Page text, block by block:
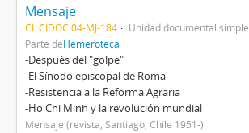
Mensaje
CL CIDOC 04-MJ-184 Unidad documental simple
Parte deHemeroteca
-Después del "golpe"
-El Sínodo episcopal de Roma
-Resistencia a la Reforma Agraria
-Ho Chi Minh y la revolución mundial
Mensaje (revista, Santiago, Chile 1951-)